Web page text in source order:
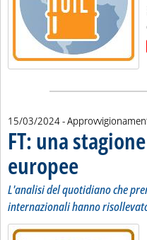
Lista allegati PDF
15/03/2024-
FT: una
europee . Sottotitolo:
. Pubblicata
L'analisi del quotidiano che
internazionali hanno